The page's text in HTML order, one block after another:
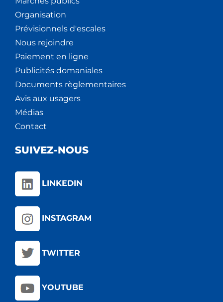
Organisation
Prévisionnels d'escales
Nous rejoindre
Paiement en ligne
Publicités domaniales
Documents règlementaires
Avis aux usagers
Médias
Contact
SUIVEZ-NOUS
LINKEDIN
INSTAGRAM
TWITTER
YOUTUBE